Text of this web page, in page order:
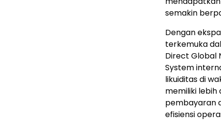
semakin
Dengan
terkemuka
Direct Global
System
likuiditas di
memiliki lebih
pembayaran
efisiensi